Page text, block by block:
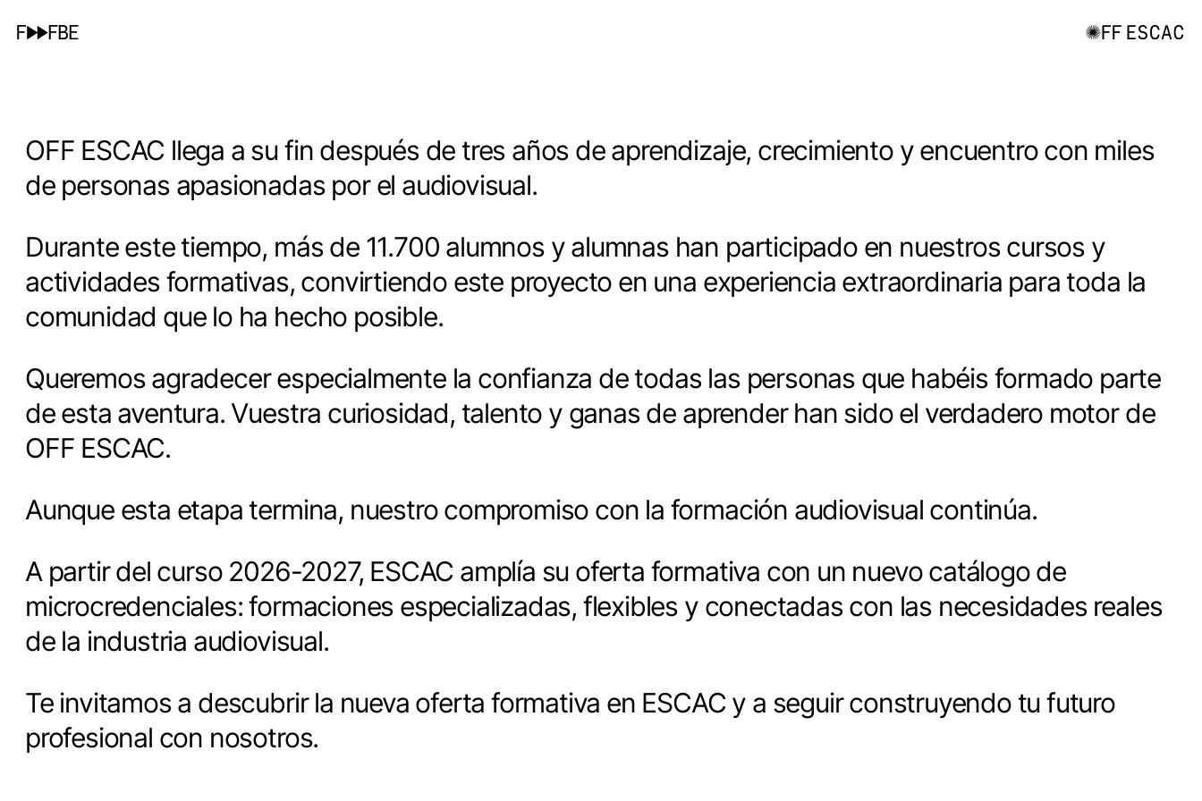
OFF ESCAC llega a su fin después de tres años de aprendizaje, crecimiento y encuentro con miles
de personas apasionadas por el audiovisual.
Durante este tiempo, más de 11.700 alumnos y alumnas han participado en nuestros cursos y
actividades formativas, convirtiendo este proyecto en una experiencia extraordinaria para toda la
comunidad que lo ha hecho posible.
Queremos agradecer especialmente la confianza de todas las personas que habéis formado parte
de esta aventura. Vuestra curiosidad, talento y ganas de aprender han sido el verdadero motor de
OFF ESCAC.
Aunque esta etapa termina, nuestro compromiso con la formación audiovisual continúa.
A partir del curso 2026-2027, ESCAC amplía su oferta formativa con un nuevo catálogo de
microcredenciales: formaciones especializadas, flexibles y conectadas con las necesidades reales
de la industria audiovisual.
Te invitamos a descubrir la nueva oferta formativa en ESCAC y a seguir construyendo tu futuro
profesional con nosotros.